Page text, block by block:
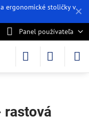
✕
ergonomické stoličky v
Panel používateľa
rastová